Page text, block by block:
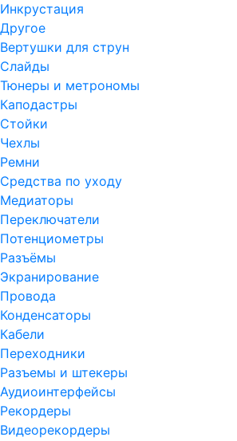
Инкрустация
Другое
Вертушки для струн
Слайды
Тюнеры и метрономы
Каподастры
Стойки
Чехлы
Ремни
Средства по уходу
Медиаторы
Переключатели
Потенциометры
Разъёмы
Экранирование
Провода
Конденсаторы
Кабели
Переходники
Разъемы и штекеры
Аудиоинтерфейсы
Рекордеры
Видеорекордеры